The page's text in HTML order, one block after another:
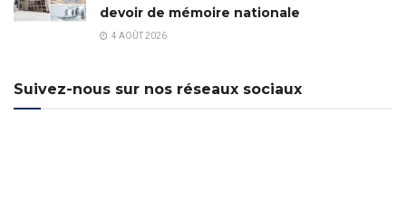
devoir de mémoire nationale
4 AOÛT 2026
Suivez-nous sur nos réseaux sociaux